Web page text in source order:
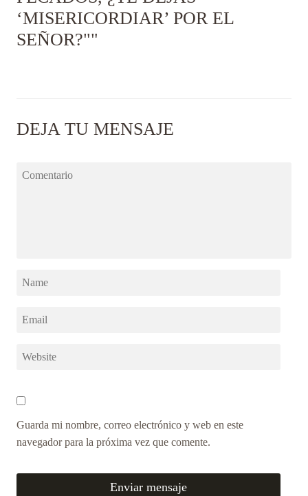
‘MISERICORDIAR’ POR EL
SEÑOR?""
DEJA TU MENSAJE
Guarda mi nombre, correo electrónico y web en este
navegador para la próxima vez que comente.